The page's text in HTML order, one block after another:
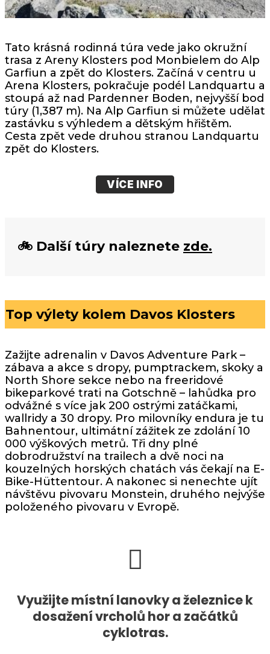
Tato krásná rodinná túra vede jako okružní
trasa z Areny Klosters pod Monbielem do Alp
Garfiun a zpět do Klosters. Začíná v centru u
Arena Klosters, pokračuje podél Landquartu a
stoupá až nad Pardenner Boden, nejvyšší bod
túry (1,387 m). Na Alp Garfiun si můžete udělat
zastávku s výhledem a dětským hřištěm.
Cesta zpět vede druhou stranou Landquartu
zpět do Klosters.
VÍCE INFO
🚲 Další túry naleznete zde.
Top výlety kolem Davos Klosters
Zažijte adrenalin v Davos Adventure Park –
zábava a akce s dropy, pumptrackem, skoky a
North Shore sekce nebo na freeridové
bikeparkové trati na Gotschně – lahůdka pro
odvážné s více jak 200 ostrými zatáčkami,
wallridy a 30 dropy. Pro milovníky endura je tu
Bahnentour, ultimátní zážitek ze zdolání 10
000 výškových metrů. Tři dny plné
dobrodružství na trailech a dvě noci na
kouzelných horských chatách vás čekají na E-
Bike-Hüttentour. A nakonec si nenechte ujít
návštěvu pivovaru Monstein, druhého nejvýše
položeného pivovaru v Evropě.
Využijte místní lanovky a železnice k
dosažení vrcholů hor a začátků
cyklotras.